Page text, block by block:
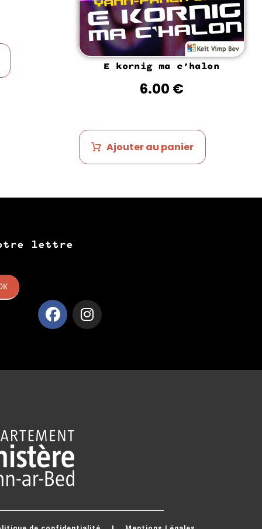
E kornig ma c’halon
6.00 €
Ajouter au panier
lettre